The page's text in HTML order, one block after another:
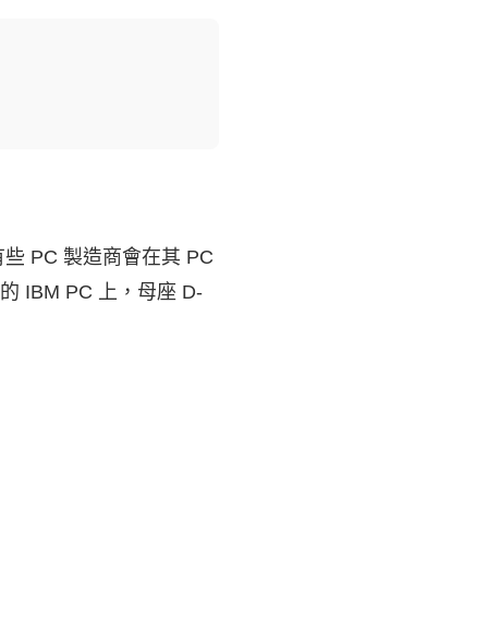
PC 製造商會在其 PC
IBM PC 上，母座 D-